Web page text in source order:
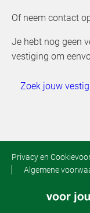
Of neem contact
Je hebt nog geen
vestiging om
Zoek jouw
Privacy en
Algemene